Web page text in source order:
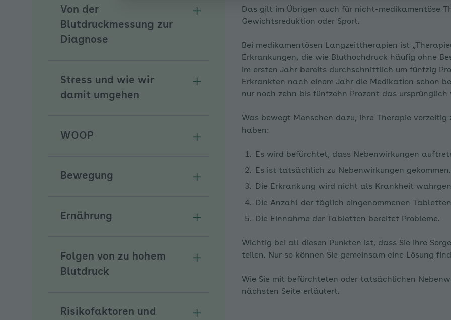
Das gilt im Übrigen auch für nicht-medikamentöse
Gewichtsreduktion oder Sport.
Bei medikamentösen Langzeittherapien ist
Erkrankungen, die wie Bluthochdruck häufig ohne
im ersten Jahr bereits durchschnittlich um fünfzig
Erkrankten nach einem Jahr die Medikation schon
nur noch zehn bis fünfzehn Prozent das
Was bewegt Menschen dazu, ihre Therapie
haben:
Es wird befürchtet, dass Nebenwirkungen
Es ist tatsächlich zu Nebenwirkungen gekommen.
Die Erkrankung wird nicht als Krankheit
Die Anzahl der täglich eingenommenen
Die Einnahme der Tabletten bereitet Probleme.
Wichtig bei all diesen Punkten ist, dass Sie Ihre
teilen. Nur so können Sie gemeinsam eine Lösung
Wie Sie mit befürchteten oder tatsächlichen
nächsten Seite erläutert.
Von der
Blutdruckmessung zur
Diagnose
Untermenü für Von der Blutdruckmessung zur Diagnose
Stress und wie wir
damit umgehen
Untermenü für Stress und wie wir damit umgehen ausklappen
WOOP
Bewegung
Untermenü für Bewegung ausklappen
Ernährung
Folgen von zu hohem
Blutdruck
Risikofaktoren und